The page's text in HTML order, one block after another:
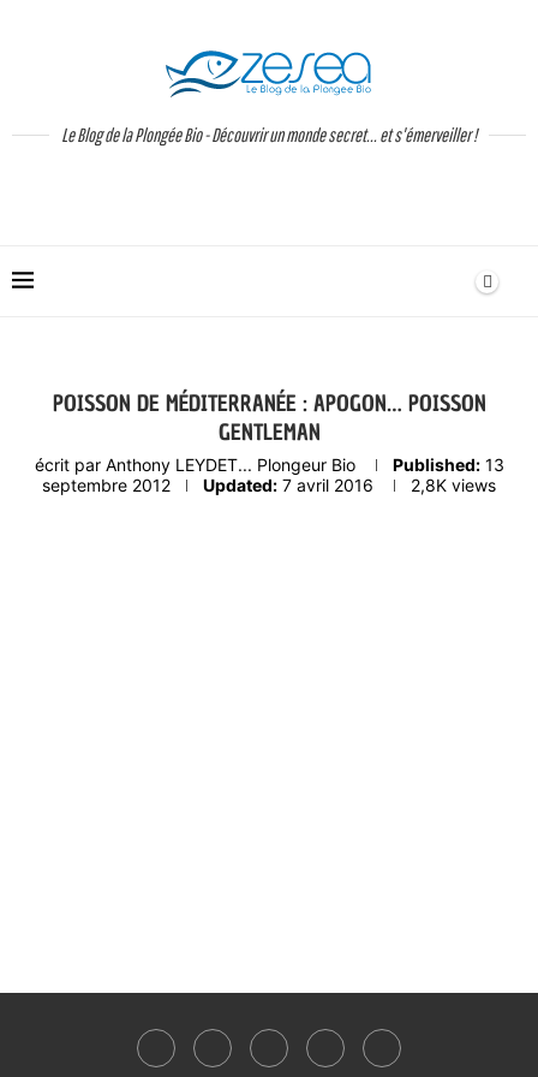
Le Blog de la Plongée Bio - Découvrir un monde secret... et s'émerveiller !
POISSON DE MÉDITERRANÉE : APOGON… POISSON
GENTLEMAN
écrit par Anthony LEYDET... Plongeur Bio Published: 13
septembre 2012
Updated: 7 avril 2016 2,8K views